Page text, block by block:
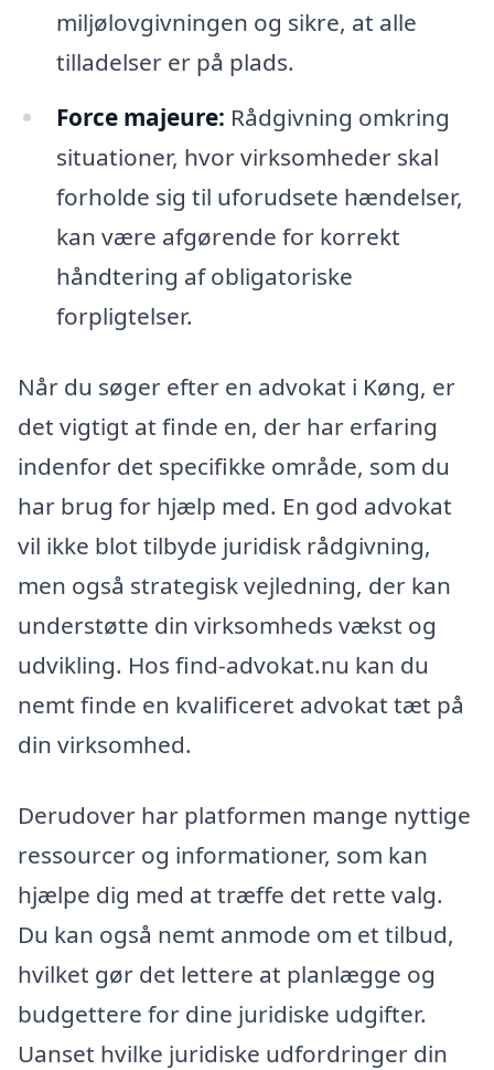
miljølovgivningen og sikre, at alle
tilladelser er på plads.
Force majeure: Rådgivning omkring
situationer, hvor virksomheder skal
forholde sig til uforudsete hændelser,
kan være afgørende for korrekt
håndtering af obligatoriske
forpligtelser.
Når du søger efter en advokat i Køng, er
det vigtigt at finde en, der har erfaring
indenfor det specifikke område, som du
har brug for hjælp med. En god advokat
vil ikke blot tilbyde juridisk rådgivning,
men også strategisk vejledning, der kan
understøtte din virksomheds vækst og
udvikling. Hos find-advokat.nu kan du
nemt finde en kvalificeret advokat tæt på
din virksomhed.
Derudover har platformen mange nyttige
ressourcer og informationer, som kan
hjælpe dig med at træffe det rette valg.
Du kan også nemt anmode om et tilbud,
hvilket gør det lettere at planlægge og
budgettere for dine juridiske udgifter.
Uanset hvilke juridiske udfordringer din